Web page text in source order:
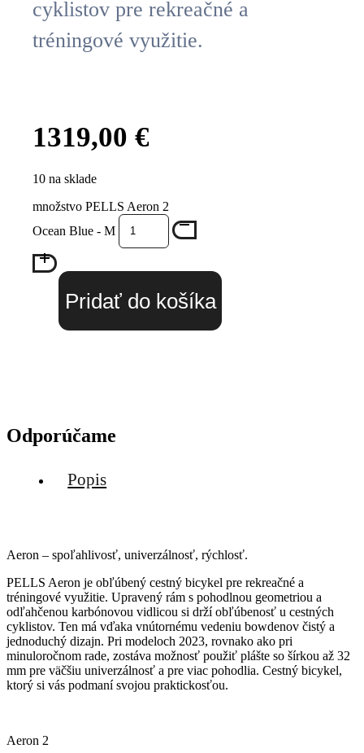
cyklistov pre rekreačné a
tréningové využitie.
1319,00 €
10 na sklade
množstvo PELLS Aeron 2
Ocean Blue - M
Pridať do košíka
Odporúčame
Popis
Aeron – spoľahlivosť, univerzálnosť, rýchlosť.
PELLS Aeron je obľúbený cestný bicykel pre rekreačné a
tréningové využitie. Upravený rám s pohodlnou geometriou a
odľahčenou karbónovou vidlicou si drží obľúbenosť u cestných
cyklistov. Ten má vďaka vnútornému vedeniu bowdenov čistý a
jednoduchý dizajn. Pri modeloch 2023, rovnako ako pri
minuloročnom rade, zostáva možnosť použiť plášte so šírkou až 32
mm pre väčšiu univerzálnosť a pre viac pohodlia. Cestný bicykel,
ktorý si vás podmaní svojou praktickosťou.
Aeron 2